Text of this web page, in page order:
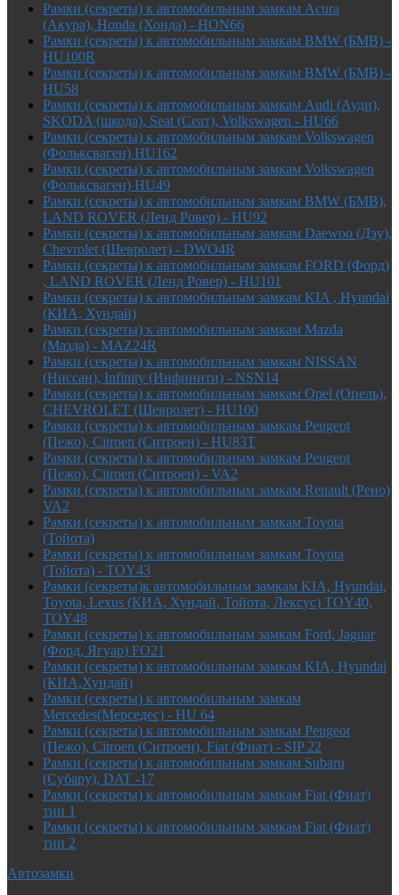
Рамки (секреты) к автомобильным замкам Acura
(Акура), Honda (Хонда) - HON66
Рамки (секреты) к автомобильным замкам BMW (БМВ) -
HU100R
Рамки (секреты) к автомобильным замкам BMW (БМВ) -
HU58
Рамки (секреты) к автомобильным замкам Audi (Ауди),
SKODA (шкода), Seat (Сеат), Volkswagen - HU66
Рамки (секреты) к автомобильным замкам Volkswagen
(Фольксваген) HU162
Рамки (секреты) к автомобильным замкам Volkswagen
(Фольксваген) HU49
Рамки (секреты) к автомобильным замкам BMW (БМВ),
LAND ROVER (Ленд Ровер) - HU92
Рамки (секреты) к автомобильным замкам Daewoo (Дэу),
Chevrolet (Шевролет) - DWO4R
Рамки (секреты) к автомобильным замкам FORD (Форд)
, LAND ROVER (Ленд Ровер) - HU101
Рамки (секреты) к автомобильным замкам KIA , Hyundai
(КИА, Хундай)
Рамки (секреты) к автомобильным замкам Mazda
(Мазда) - MAZ24R
Рамки (секреты) к автомобильным замкам NISSAN
(Ниссан), Infinity (Инфинити) - NSN14
Рамки (секреты) к автомобильным замкам Opel (Опель),
CHEVROLET (Шевролет) - HU100
Рамки (секреты) к автомобильным замкам Peugeot
(Пежо), Citroen (Ситроен) - HU83T
Рамки (секреты) к автомобильным замкам Peugeot
(Пежо), Citroen (Ситроен) - VA2
Рамки (секреты) к автомобильным замкам Renault (Рено)
VA2
Рамки (секреты) к автомобильным замкам Toyota
(Тойота)
Рамки (секреты) к автомобильным замкам Toyota
(Тойота) - TOY43
Рамки (секреты)к автомобильным замкам KIA, Hyundai,
Toyota, Lexus (КИА, Хундай, Тойота, Лексус) TOY40,
TOY48
Рамки (секреты) к автомобильным замкам Ford, Jaguar
(Форд, Ягуар) FO21
Рамки (секреты) к автомобильным замкам KIA, Hyundai
(КИА,Хундай)
Рамки (секреты) к автомобильным замкам
Mercedes(Мерседес) - HU 64
Рамки (секреты) к автомобильным замкам Peugeot
(Пежо), Citroen (Ситроен), Fiat (Фиат) - SIP 22
Рамки (секреты) к автомобильным замкам Subaru
(Субару), DAT -17
Рамки (секреты) к автомобильным замкам Fiat (Фиат)
тип 1
Рамки (секреты) к автомобильным замкам Fiat (Фиат)
тип 2
Автозамки